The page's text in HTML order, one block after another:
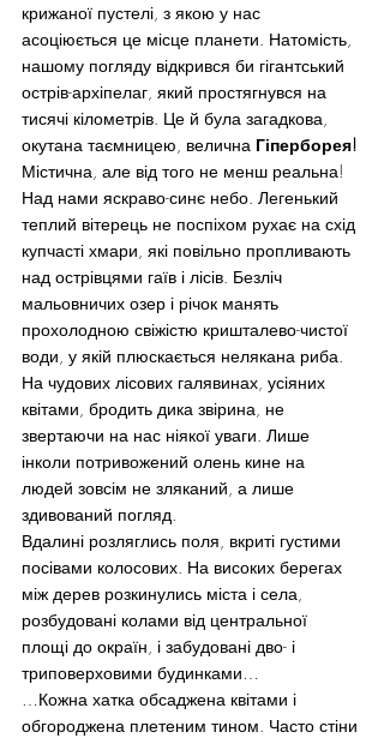
крижаної пустелі, з якою у нас
асоціюється це місце планети. Натомість,
нашому погляду відкрився би гігантський
острів-архіпелаг, який простягнувся на
тисячі кілометрів. Це й була загадкова,
окутана таємницею, велична Гіперборея!
Містична, але від того не менш реальна!
Над нами яскраво-синє небо. Легенький
теплий вітерець не поспіхом рухає на схід
купчасті хмари, які повільно пропливають
над острівцями гаїв і лісів. Безліч
мальовничих озер і річок манять
прохолодною свіжістю кришталево-чистої
води, у якій плюскається нелякана риба.
На чудових лісових галявинах, усіяних
квітами, бродить дика звірина, не
звертаючи на нас ніякої уваги. Лише
інколи потривожений олень кине на
людей зовсім не зляканий, а лише
здивований погляд.
Вдалині розляглись поля, вкриті густими
посівами колосових. На високих берегах
між дерев розкинулись міста і села,
розбудовані колами від центральної
площі до окраїн, і забудовані дво- і
триповерховими будинками…
…Кожна хатка обсаджена квітами і
обгороджена плетеним тином. Часто стіни